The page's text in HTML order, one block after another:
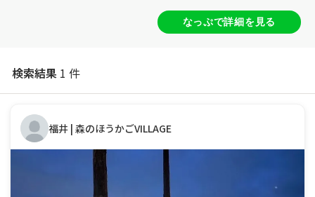
なっぷで詳細を見る
検索結果 1 件
福井 | 森のほうかごVILLAGE